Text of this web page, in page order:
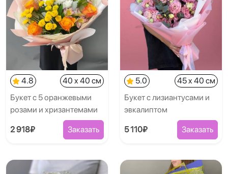
4.8
40 x 40 см
Букет с 5 оранжевыми
розами и хризантемами
2 918₽ Заказать
5.0
45 x 40 см
Букет с лизиантусами и
эвкалиптом
5 110₽ Заказать